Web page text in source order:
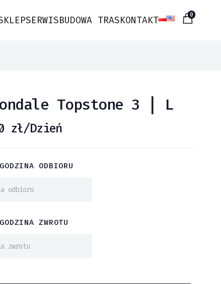
SERWISBUDOWA TRASKONTAKT 0
Topstone 3 | L
zł/Dzień
ODBIORU
ZWROTU